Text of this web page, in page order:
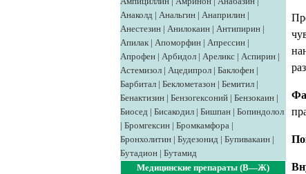
Анаколд | Анальгин | Анаприлин |
Анестезин | Анилокаин | Антипирин |
Апилак | Апоморфин | Апрессин |
Апрофен | Арбидол | Ареликс | Аспирин |
Астемизол | Ацедипрол | Баклофен |
Барбитал | Беклометазон | Бемитил |
Бенактизин | Бензогексоний | Бензокаин |
Биосед | Бисакодил | Бишпан | Бопиндолол
| Бромгексин | Бромкамфора |
Бронхолитин | Будезонид | Бупивакаин |
Бутадион | Бутамид
Медицинские препараты (В—Ж)